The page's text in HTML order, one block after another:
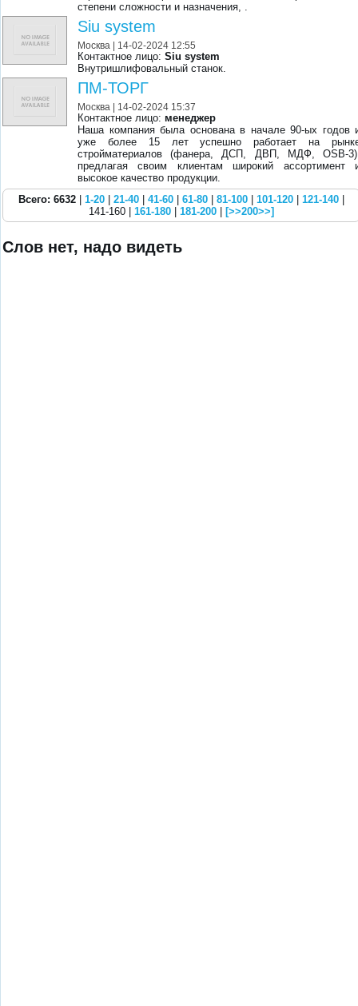
степени сложности и назначения, .
Siu system
Москва | 14-02-2024 12:55
Контактное лицо:Siu system
Внутришлифовальный станок.
ПМ-ТОРГ
Москва | 14-02-2024 15:37
Контактное лицо: менеджер
Наша компания была основана в начале 90-ых годов
уже более 15 лет успешно работает на
стройматериалов (фанера, ДСП, ДВП, МДФ, OSB-
предлагая своим клиентам широкий ассортимент
высокое качество продукции.
Всего: 6632
1-20 21-40 41-60 61-80 81-100 101-120 121-140
141-160 | 161-180 181-200 [>>200>>]
Слов нет, надо видеть